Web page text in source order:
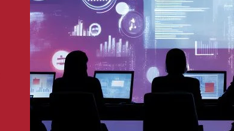
Brig-Glis
Bronschhofen
Brugg AG
Brütten
Bubendorf
Buchs (SG)